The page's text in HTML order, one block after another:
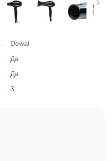
Dewal
Да
Да
3